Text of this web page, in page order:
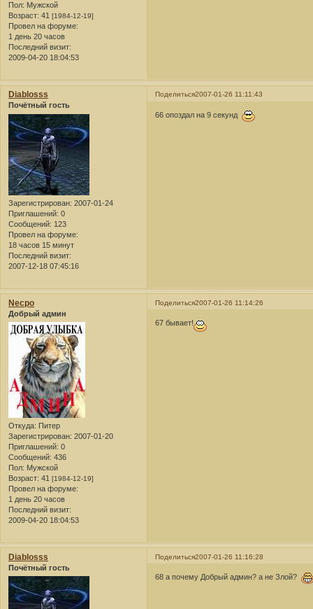
Пол: Мужской
Возраст: 41 [1984-12-19]
Провел на форуме:
1 день 20 часов
Последний визит:
2009-04-20 18:04:53
Поделиться2007-01-26 11:11:43
Diablosss
Почётный гость
Зарегистрирован: 2007-01-24
Приглашений: 0
Сообщений: 123
Провел на форуме:
18 часов 15 минут
Последний визит:
2007-12-18 07:45:16
66 опоздал на 9 секунд
Поделиться2007-01-26 11:14:26
Necpo
Добрый админ
Откуда: Питер
Зарегистрирован: 2007-01-20
Приглашений: 0
Сообщений: 436
Пол: Мужской
Возраст: 41 [1984-12-19]
Провел на форуме:
1 день 20 часов
Последний визит:
2009-04-20 18:04:53
67 бывает!
Поделиться2007-01-26 11:16:28
Diablosss
Почётный гость
68 а почему Добрый админ? а не Злой?